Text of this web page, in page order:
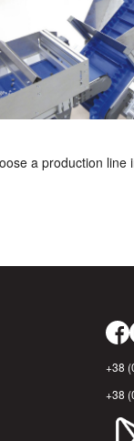
a production line
+38
+38